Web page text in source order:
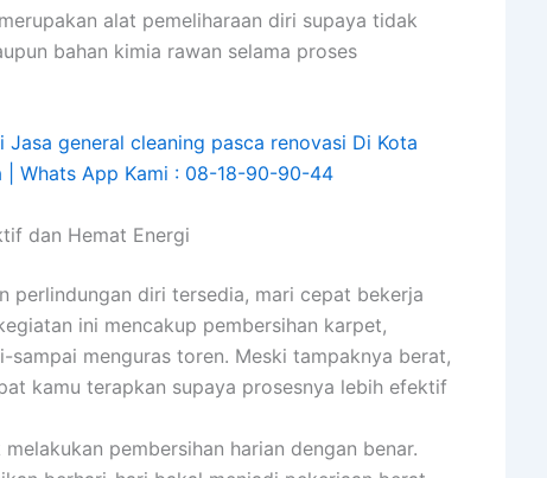
alat pemeliharaan diri supaya tidak
bahan kimia rawan selama proses
dan Hemat Energi
perlindungan diri tersedia, mari cepat bekerja
ini mencakup pembersihan karpet,
sampai menguras toren. Meski tampaknya berat,
kamu terapkan supaya prosesnya lebih efektif
pembersihan harian dengan benar.